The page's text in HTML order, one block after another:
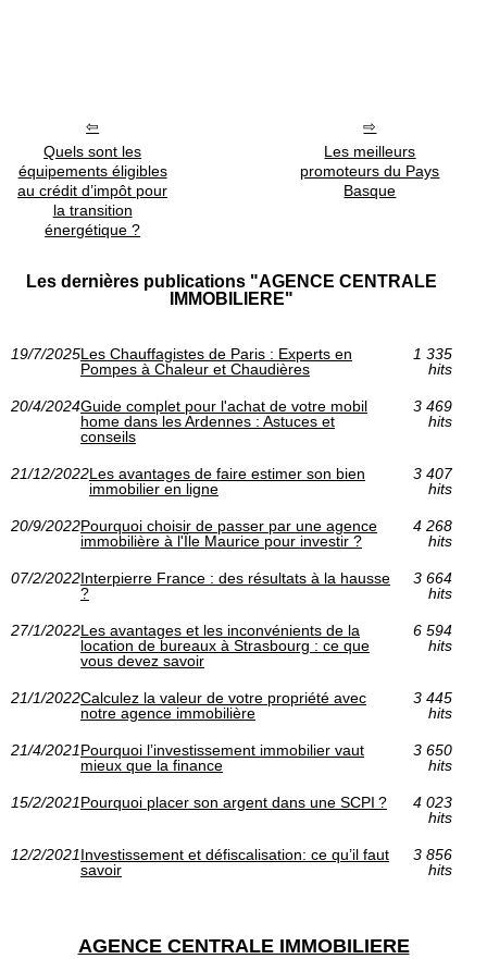
Quels sont les
équipements éligibles
au crédit d’impôt pour
la transition
énergétique ?
Les meilleurs
promoteurs du Pays
Basque
Les dernières publications "AGENCE CENTRALE
IMMOBILIERE"
19/7/2025Les Chauffagistes de Paris : Experts en
Pompes à Chaleur et Chaudières
1 335
hits
20/4/2024Guide complet pour l'achat de votre mobil
home dans les Ardennes : Astuces et
conseils
3 469
hits
21/12/2022Les avantages de faire estimer son bien
immobilier en ligne
3 407
hits
20/9/2022Pourquoi choisir de passer par une agence
immobilière à l'Île Maurice pour investir ?
4 268
hits
07/2/2022Interpierre France : des résultats à la hausse
?
3 664
hits
27/1/2022Les avantages et les inconvénients de la
location de bureaux à Strasbourg : ce que
vous devez savoir
6 594
hits
21/1/2022Calculez la valeur de votre propriété avec
notre agence immobilière
3 445
hits
21/4/2021Pourquoi l’investissement immobilier vaut
mieux que la finance
3 650
hits
15/2/2021Pourquoi placer son argent dans une SCPI ?
4 023
hits
12/2/2021Investissement et défiscalisation: ce qu’il faut
savoir
3 856
hits
AGENCE CENTRALE IMMOBILIERE